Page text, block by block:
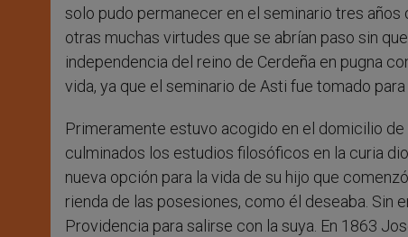
solo pudo permanecer en el seminario tres
otras muchas virtudes que se abrían paso sin
independencia del reino de Cerdeña en pugna
vida, ya que el seminario de Asti fue tomado
Primeramente estuvo acogido en el domicilio
culminados los estudios filosóficos en la curia
nueva opción para la vida de su hijo que
rienda de las posesiones, como él deseaba. Sin
Providencia para salirse con la suya. En 1863